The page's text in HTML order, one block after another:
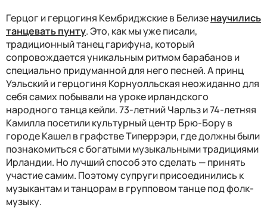
Герцог и герцогиня Кембриджские в Белизенаучились
танцевать пунту. Это, как мы уже писали,
традиционный танец гарифуна, который
сопровождается уникальным ритмом барабанов и
специально придуманной для него песней. А принц
Уэльский и герцогиня Корнуолльская неожиданно для
себя самих побывали на уроке ирландского
народного танца кейли. 73-летний Чарльз и 74-летняя
Камилла посетили культурный центр Брю-Бору в
городе Кашел в графстве Типеррэри, где должны были
познакомиться с богатыми музыкальными традициями
Ирландии. Но лучший способ это сделать — принять
участие самим. Поэтому супруги присоединились к
музыкантам и танцорам в групповом танце под фолк-
музыку.